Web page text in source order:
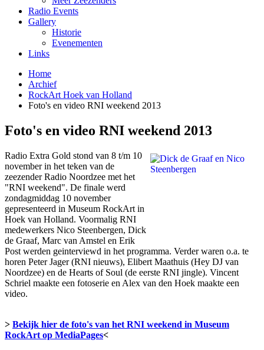
Radio Events
Gallery
Historie
Evenementen
Links
Home
Archief
RockArt Hoek van Holland
Foto's en video RNI weekend 2013
Foto's en video RNI weekend 2013
Radio Extra Gold stond van 8 t/m 10
november in het teken van de
zeezender Radio Noordzee met het
"RNI weekend". De finale werd
zondagmiddag 10 november
gepresenteerd in Museum RockArt in
Hoek van Holland. Voormalig RNI
medewerkers Nico Steenbergen, Dick
de Graaf, Marc van Amstel en Erik
Post werden geinterviewd in het programma. Verder waren o.a. te
horen Peter Jager (RNI nieuws), Elibert Maathuis (Hey DJ van
Noordzee) en de Hearts of Soul (de eerste RNI jingle). Vincent
Schriel maakte een fotoserie en Alex van den Hoek maakte een
video.
> Bekijk hier de foto's van het RNI weekend in Museum
RockArt op MediaPages<